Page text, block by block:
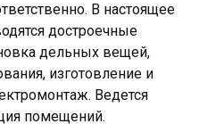
В настоящее
достроечные
дельных вещей,
изготовление и
Ведется
помещений.